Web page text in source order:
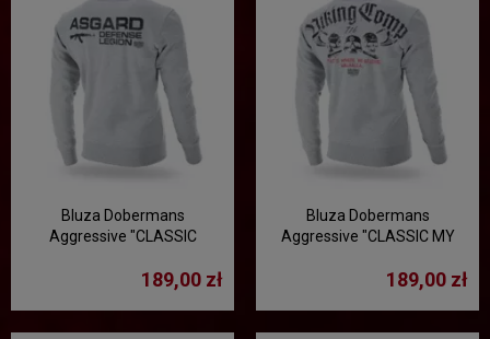
Bluza Dobermans
Aggressive "CLASSIC
189,00 zł
Bluza Dobermans
Aggressive "CLASSIC MY
189,00 zł